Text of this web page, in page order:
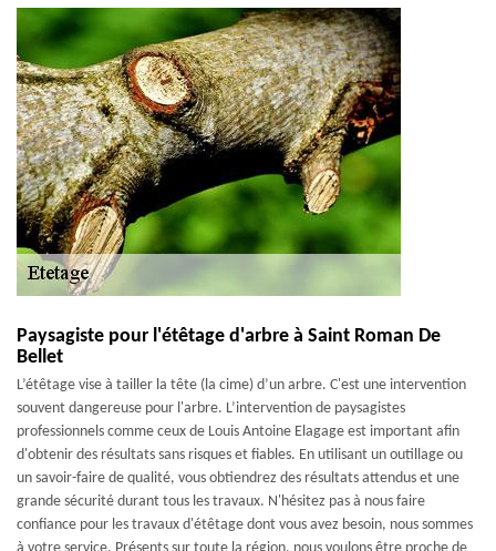
Paysagiste pour l'étêtage d'arbre à Saint Roman De
Bellet
L’étêtage vise à tailler la tête (la cime) d’un arbre. C'est une intervention
souvent dangereuse pour l'arbre. L’intervention de paysagistes
professionnels comme ceux de Louis Antoine Elagage est important afin
d'obtenir des résultats sans risques et fiables. En utilisant un outillage ou
un savoir-faire de qualité, vous obtiendrez des résultats attendus et une
grande sécurité durant tous les travaux. N'hésitez pas à nous faire
confiance pour les travaux d'étêtage dont vous avez besoin, nous sommes